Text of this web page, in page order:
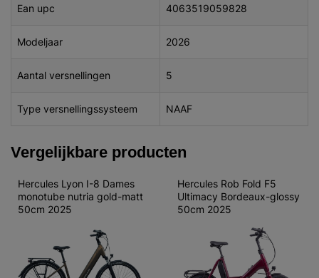
Ean upc 4063519059828
Modeljaar 2026
Aantal versnellingen 5
Type versnellingssysteem NAAF
Vergelijkbare producten
Hercules Lyon I-8 Dames
monotube nutria gold-matt
50cm 2025
Hercules Rob Fold F5
Ultimacy Bordeaux-glossy
50cm 2025